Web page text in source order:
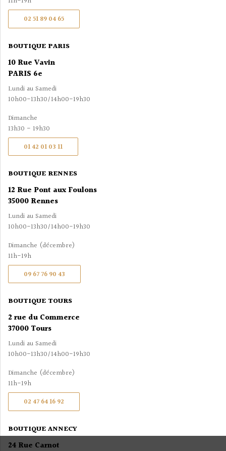
02 51 89 04 65
BOUTIQUE PARIS
10 Rue Vavin
PARIS 6e
Lundi au Samedi
10h00-13h30/14h00-19h30
Dimanche
13h30 - 19h30
01 42 01 03 11
BOUTIQUE RENNES
12 Rue Pont aux Foulons
35000 Rennes
Lundi au Samedi
10h00-13h30/14h00-19h30
Dimanche (décembre)
11h-19h
09 67 76 90 43
BOUTIQUE TOURS
2 rue du Commerce
37000 Tours
Lundi au Samedi
10h00-13h30/14h00-19h30
Dimanche (décembre)
11h-19h
02 47 64 16 92
BOUTIQUE ANNECY
24 Rue Carnot